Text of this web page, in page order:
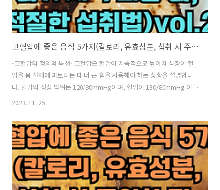
고혈압에 좋은 음식 5가지(칼로리, 유효성분, 섭취 시 주의할 점, 적절한 섭취법)vol.2
-고혈압의 정의와 특성- 고혈압은 혈압이 지속적으로 높아져 심장이 혈
압을 몸 전체에 퍼트리는 데 더 큰 힘을 사용해야 하는 상황을 설명합니
다. 혈압의 정상 범위는 120/80mmHg이며, 혈압이 130/80mmHg 이상
일 경우에 고혈압으로 분류됩니다. 고혈압의 주요 증상으로는 아래와 같
서 이마까지 확산됩니다. 2. 어지럼증 3. 가슴 통증 4. 시력 장애 5. 호흡
곤란 고혈압은 종종 "묵시적인 살인자"라고 불립니다. 그 이유는 초기 단
계에서는 별다른 증상이 없어서 진단이 지연되는 경우가 대부분이기 때
문입니다. 그래서 혈압을 정기적으로 체크하고, 지속적인 관리가 필요합
니다. 또한 고혈압은 계절에 따라서도 차이를 보입니다. 특히 겨울..
2023. 11. 25.